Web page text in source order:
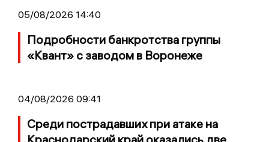
05/08/2026 14:40
Подробности банкротства группы
«Квант» с заводом в Воронеже
04/08/2026 09:41
Среди пострадавших при атаке на